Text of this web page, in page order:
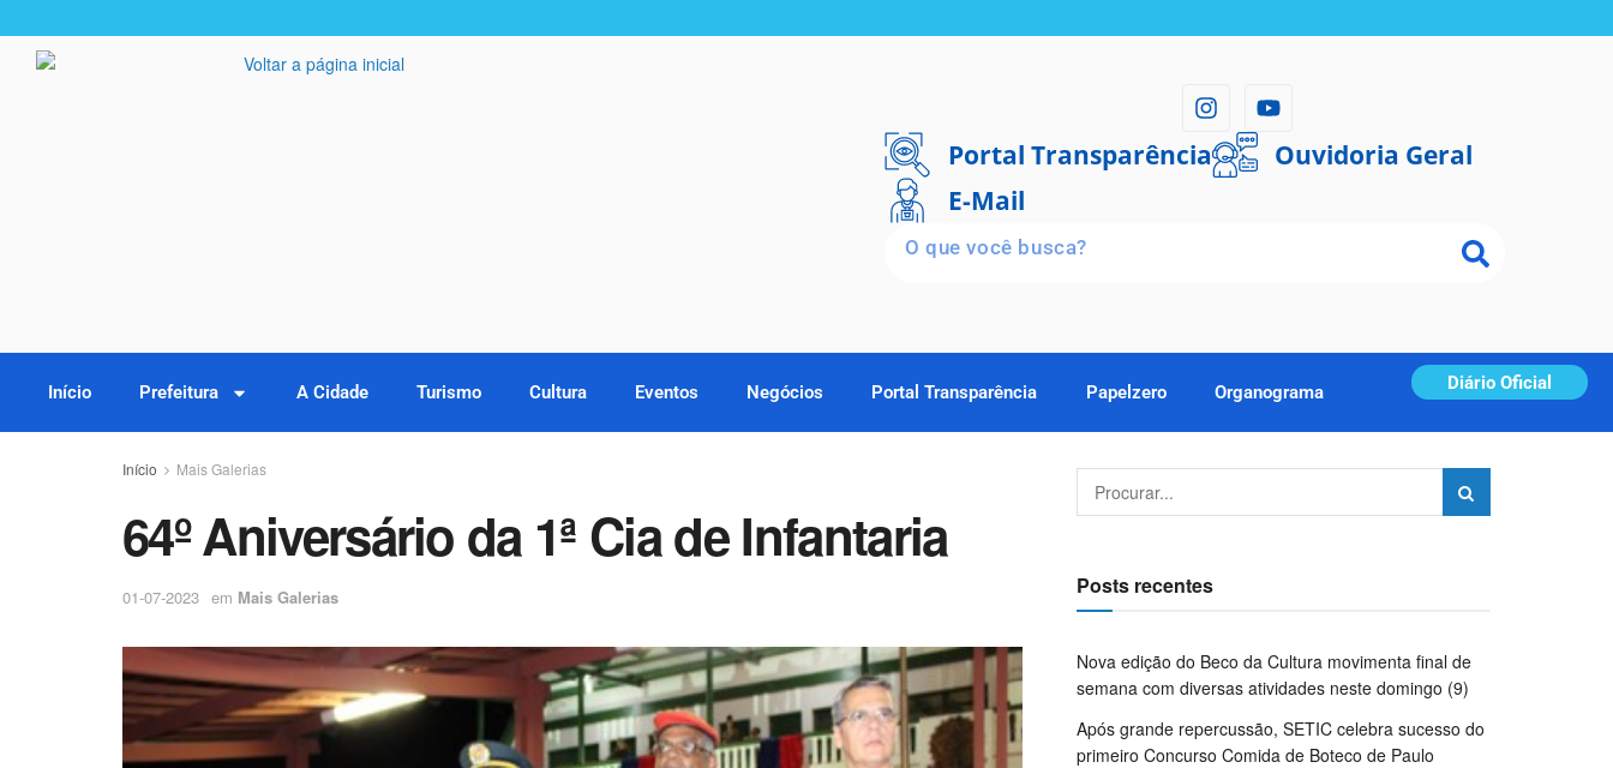
Portal Transparência
Ouvidoria Geral
E-Mail
Início Prefeitura A Cidade Turismo Cultura Eventos Negócios Portal Transparência Papelzero Organograma Diário Oficial
Início Mais Galerias
64º Aniversário da 1ª Cia de Infantaria
01-07-2023 em Mais Galerias Posts recentes
Nova edição do Beco da Cultura movimenta final de
semana com diversas atividades neste domingo (9)
Após grande repercussão, SETIC celebra sucesso do
primeiro Concurso Comida de Boteco de Paulo